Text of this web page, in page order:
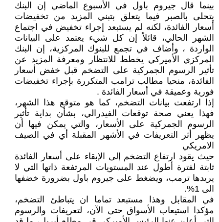
بينما قال جيروم باول في الأسبوع الماضي إن البنك
يتحلى بالصبر فيما يتعلق بتبني المزيد من تخفيضات
أسعار الفائدة، لكنه لم يستبعد إجراء تخفيض في اجتماع
الشهر الحالي، قائلاً إن كل شيء يعتمد على البيانات
الواردة ، وأضاف في تجمع للبنوك المركزية، إن البنك
المركزي الأميركي يخطط للانتظار ومعرفة المزيد عن
تأثير الرسوم الجمركية على التضخم قبل خفض أسعار
الفائدة، منحيا مطالب ترامب المتكررة بإجراء تخفيضات
فورية وعميقة في أسعار الفائدة .
إذا ارتفعت بيانات التضخم، كما هو متوقع هذا الشهر،
فهذا يعني صحة توقعات الفيدرالي، بشأن بداية تأثير
الرسوم الجمركية على الأسعار، والتي يمكن فيها أن
يظهر أثر التعريفات في الأشهر المقبلة أي في الصيف
الامريكي
حيث يقود ارتفاع التضخم إلى الإبقاء على أسعار الفائدة
ثابتة لفترة أطول عند المستويات المرتفعة ذاتها التي لا
يريدها ترمب، ويضغط على جيروم باول بضرورة خضفها
الى 1%.
في المقابل وهذا مستبعد تماما ان يتباطئ التضخم،
مؤكدا استيعاب الأسواق حتى الآن، لتعريفات والرسوم